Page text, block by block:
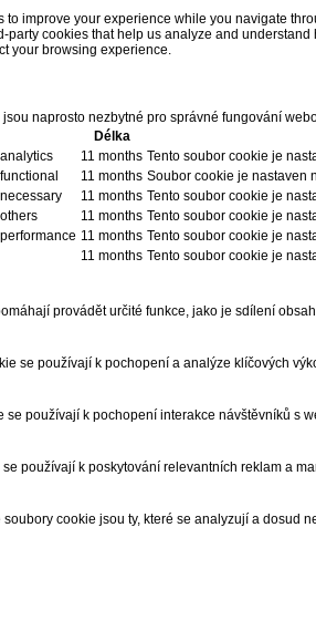
to improve your experience while you navigate
party cookies that help us analyze and
your browsing experience.
naprosto nezbytné pro správné fungování
Délka
11 months Tento soubor cookie je
11 months Soubor cookie je nastaven
11 months Tento soubor cookie je
11 months Tento soubor cookie je
11 months Tento soubor cookie je
11 months Tento soubor cookie je
provádět určité funkce, jako je sdílení
se používají k pochopení a analýze klíčových
se používají k pochopení interakce návštěvníků s
používají k poskytování relevantních reklam a
cookie jsou ty, které se analyzují a dosud